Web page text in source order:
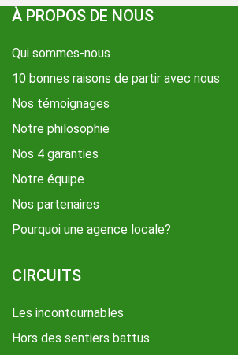
À PROPOS DE NOUS
Qui sommes-nous
10 bonnes raisons de partir avec nous
Nos témoignages
Notre philosophie
Nos 4 garanties
Notre équipe
Nos partenaires
Pourquoi une agence locale?
CIRCUITS
Les incontournables
Hors des sentiers battus